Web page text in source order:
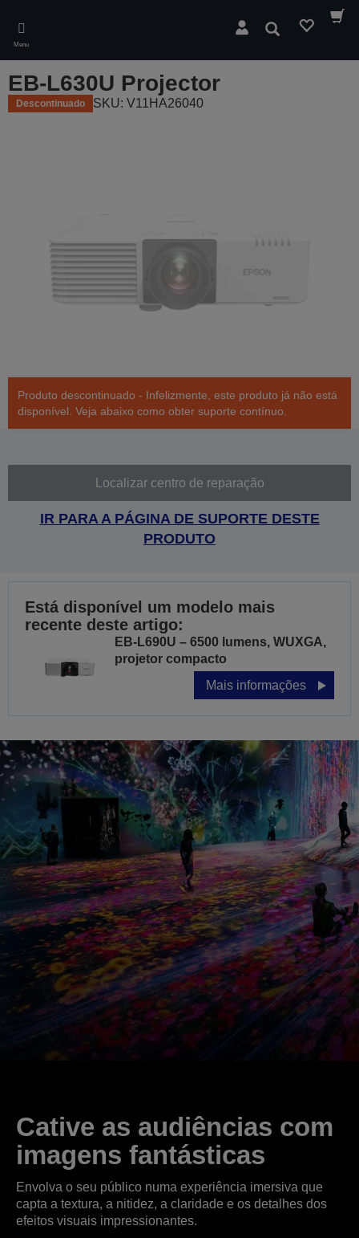
main
content
Menu
Pesquisar
EB-L630U Projector
Descontinuado SKU: V11HA26040
Produto descontinuado - Infelizmente, este produto já não está
disponível. Veja abaixo como obter suporte contínuo.
Localizar centro de reparação
IR PARA A PÁGINA DE SUPORTE DESTE
PRODUTO
Está disponível um modelo mais
recente deste artigo:
EB-L690U – 6500 lumens, WUXGA,
projetor compacto
Mais informações
Cative as audiências com
imagens fantásticas
Envolva o seu público numa experiência imersiva que
capta a textura, a nitidez, a claridade e os detalhes dos
efeitos visuais impressionantes.